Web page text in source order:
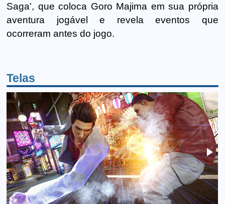
Saga', que coloca Goro Majima em sua própria
aventura jogável e revela eventos que
ocorreram antes do jogo.
Telas